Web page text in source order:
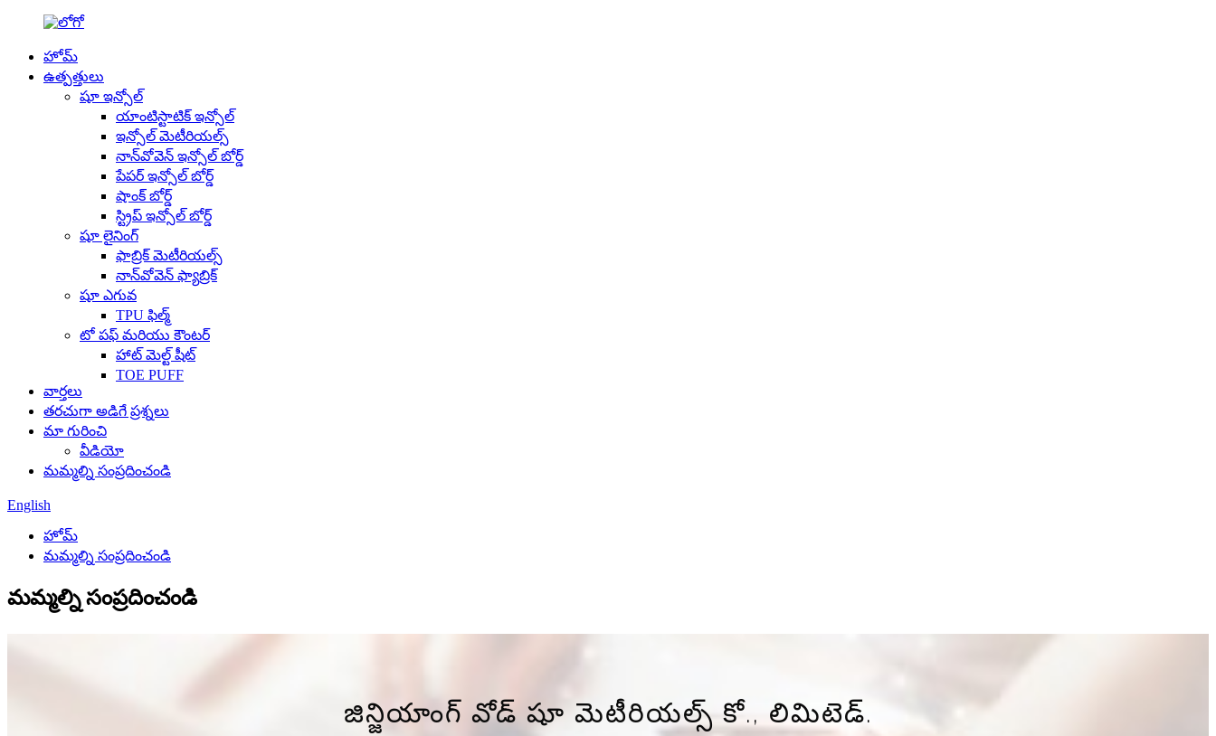
హోమ్
ఉత్పత్తులు
షూ ఇన్సోల్
యాంటిస్టాటిక్ ఇన్సోల్
ఇన్సోల్ మెటీరియల్స్
నాన్‌వోవెన్ ఇన్సోల్ బోర్డ్
పేపర్ ఇన్సోల్ బోర్డ్
షాంక్ బోర్డ్
స్ట్రిప్ ఇన్సోల్ బోర్డ్
షూ లైనింగ్
ఫాబ్రిక్ మెటీరియల్స్
నాన్‌వోవెన్ ఫ్యాబ్రిక్
షూ ఎగువ
TPU ఫిల్మ్
టో పఫ్ మరియు కౌంటర్
హాట్ మెల్ట్ షీట్
TOE PUFF
వార్తలు
తరచుగా అడిగే ప్రశ్నలు
మా గురించి
వీడియో
మమ్మల్ని సంప్రదించండి
English
హోమ్
మమ్మల్ని సంప్రదించండి
మమ్మల్ని సంప్రదించండి
జిన్జియాంగ్ వోడ్ షూ మెటీరియల్స్ కో., లిమిటెడ్.